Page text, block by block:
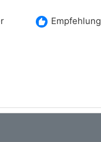
recommend Empfehlung